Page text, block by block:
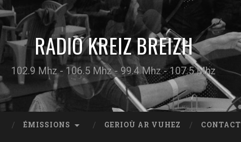
RADIO KREIZ BREIZH
102.9 Mhz - 106.5 Mhz - 99.4 Mhz - 107.5 Mhz
ÉMISSIONS GERIOÙ AR VUHEZ CONTACT